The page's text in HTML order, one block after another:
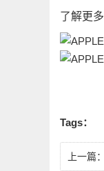
了解更多
Tags：
上一篇：